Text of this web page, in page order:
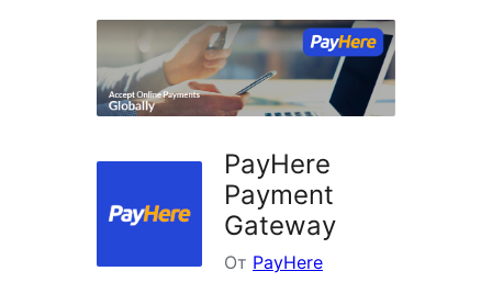
разширения
PayHere
Payment
Gateway
От PayHere